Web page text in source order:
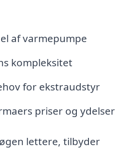
af varmepumpe
kompleksitet
for ekstraudstyr
priser og ydelser
lettere, tilbyder